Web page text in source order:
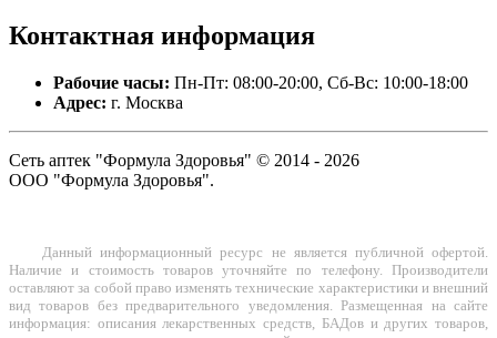
Контактная информация
Рабочие часы: Пн-Пт: 08:00-20:00, Сб-Вс: 10:00-18:00
Адрес: г. Москва
Сеть аптек "Формула Здоровья" © 2014 - 2026
ООО "Формула Здоровья".
Данный информационный ресурс не является публичной офертой.
Наличие и стоимость товаров уточняйте по телефону. Производители
оставляют за собой право изменять технические характеристики и внешний
вид товаров без предварительного уведомления. Размещенная на сайте
информация: описания лекарственных средств, БАДов и других товаров,